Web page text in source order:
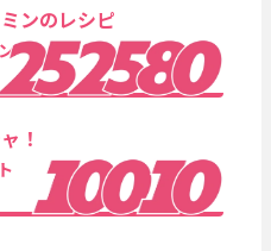
ンのレシピ
！